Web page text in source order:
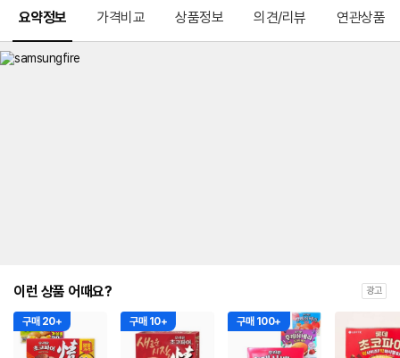
요약정보 가격비교 상품정보 의견/리뷰 연관상품
이런 상품 어때요? 광고
구매 20+ 구매 10+ 구매 100+